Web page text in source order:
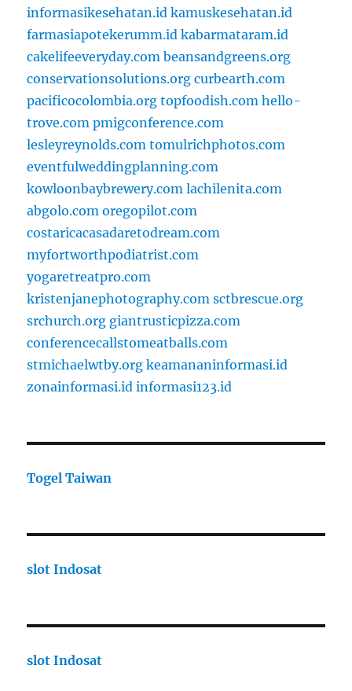
informasikesehatan.id kamuskesehatan.id
farmasiapotekerumm.id kabarmataram.id
cakelifeeveryday.com beansandgreens.org
conservationsolutions.org curbearth.com
pacificocolombia.org topfoodish.com hello-
trove.com pmigconference.com
lesleyreynolds.com tomulrichphotos.com
eventfulweddingplanning.com
kowloonbaybrewery.com lachilenita.com
abgolo.com oregopilot.com
costaricacasadaretodream.com
myfortworthpodiatrist.com
yogaretreatpro.com
kristenjanephotography.com sctbrescue.org
srchurch.org giantrusticpizza.com
conferencecallstomeatballs.com
stmichaelwtby.org keamananinformasi.id
zonainformasi.id informasi123.id
Togel Taiwan
slot Indosat
slot Indosat